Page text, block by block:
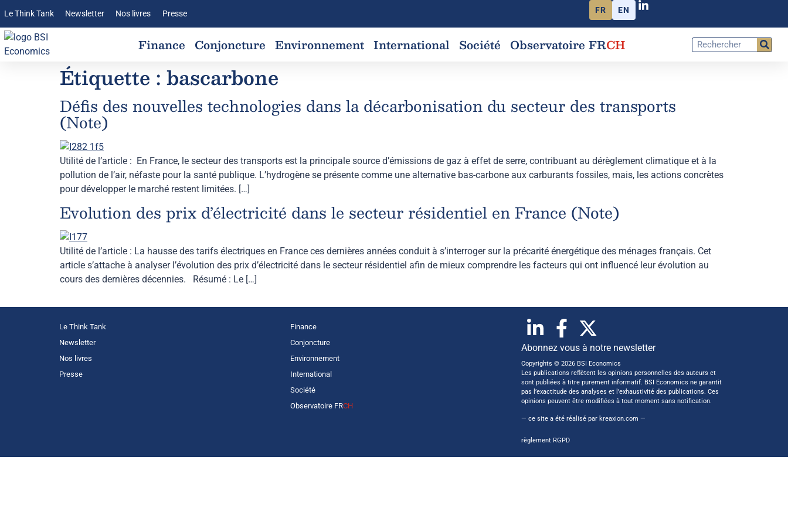
Le Think Tank Newsletter Nos livres Presse FR EN
Finance Conjoncture Environnement International Société Observatoire FRCH
Étiquette : bascarbone
Défis des nouvelles technologies dans la décarbonisation du secteur des transports
(Note)
Utilité de l’article : En France, le secteur des transports est la principale source d’émissions de gaz à effet de serre, contribuant au dérèglement climatique et à la
pollution de l’air, néfaste pour la santé publique. L’hydrogène se présente comme une alternative bas-carbone aux carburants fossiles, mais, les actions concrètes
pour développer le marché restent limitées. […]
Evolution des prix d’électricité dans le secteur résidentiel en France (Note)
Utilité de l’article : La hausse des tarifs électriques en France ces dernières années conduit à s’interroger sur la précarité énergétique des ménages français. Cet
article s’attache à analyser l’évolution des prix d’électricité dans le secteur résidentiel afin de mieux comprendre les facteurs qui ont influencé leur évolution au
cours des dernières décennies. Résumé : Le […]
Le Think Tank
Newsletter
Nos livres
Presse
Finance
Conjoncture
Environnement
International
Société
Observatoire FRCH
Abonnez vous à notre newsletter
Copyrights © 2026 BSI Economics
Les publications reflètent les opinions personnelles des auteurs et
sont publiées à titre purement informatif. BSI Economics ne garantit
pas l’exactitude des analyses et l’exhaustivité des publications. Ces
opinions peuvent être modifiées à tout moment sans notification.
— ce site a été réalisé par kreaxion.com —
règlement RGPD